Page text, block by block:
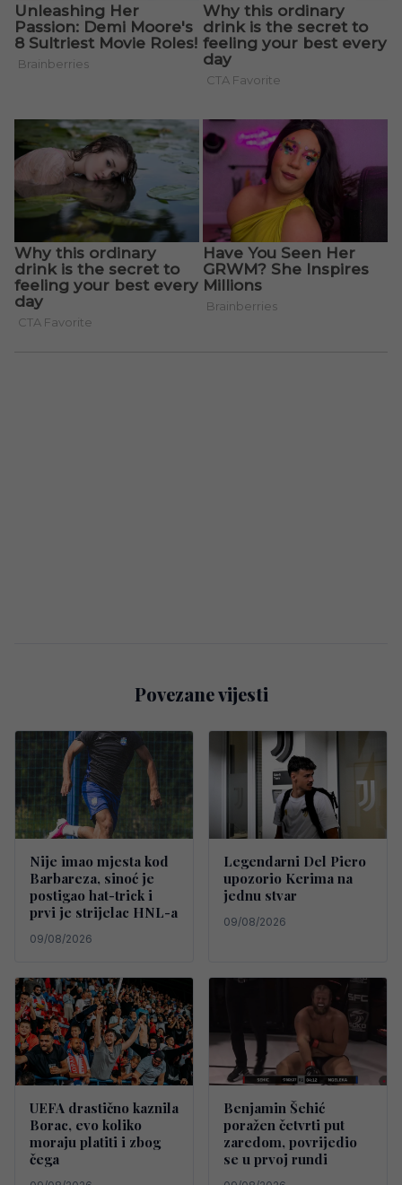
Povezane vijesti
Nije imao mjesta kod
Barbareza, sinoć je
postigao hat-trick i
prvi je strijelac HNL-a
09/08/2026
Legendarni Del Piero
upozorio Kerima na
jednu stvar
09/08/2026
UEFA drastično kaznila
Borac, evo koliko
moraju platiti i zbog
čega
Benjamin Šehić
poražen četvrti put
zaredom, povrijedio
se u prvoj rundi